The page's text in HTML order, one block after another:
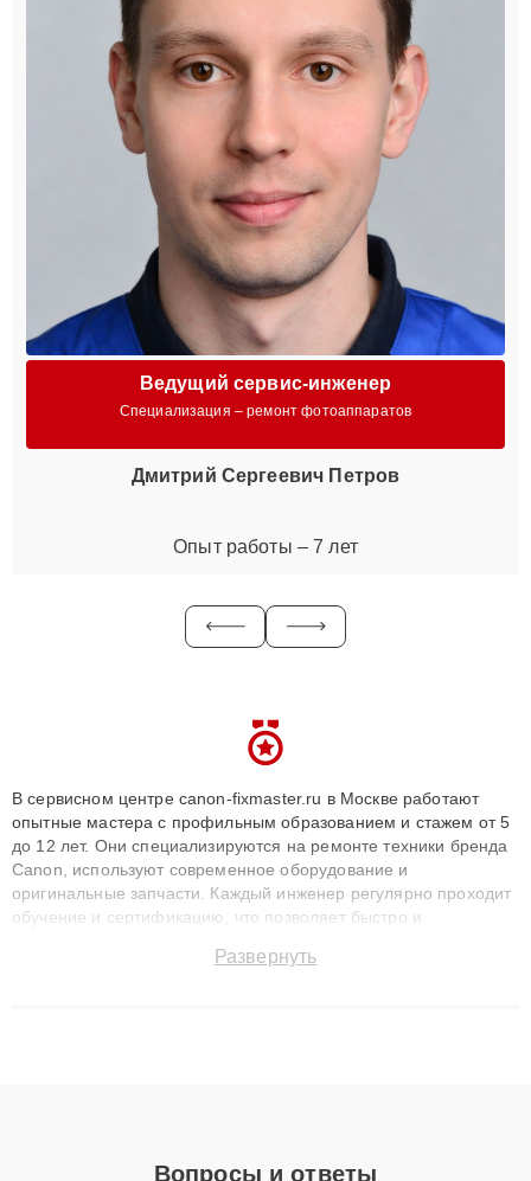
Ведущий сервис-инженер
Специализация – ремонт фотоаппаратов
Дмитрий Сергеевич Петров
Опыт работы – 7 лет
В сервисном центре canon-fixmaster.ru в Москве работают
опытные мастера с профильным образованием и стажем от 5
до 12 лет. Они специализируются на ремонте техники бренда
Canon, используют современное оборудование и
оригинальные запчасти. Каждый инженер регулярно проходит
обучение и сертификацию, что позволяет быстро и
сохранением гарантии до 3 лет. Наши мастера решают
Развернуть
Вопросы и ответы